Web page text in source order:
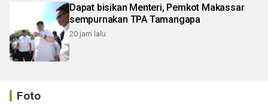
Dapat bisikan Menteri, Pemkot Makassar
sempurnakan TPA Tamangapa
20 jam lalu
Foto